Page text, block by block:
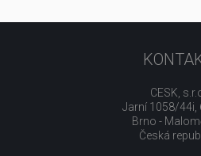
CESK,
Jarní 1058/44i,
Brno -
Česká